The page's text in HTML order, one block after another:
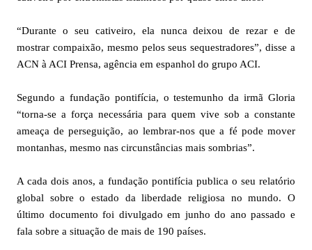
“Durante o seu cativeiro, ela nunca deixou de rezar e de
mostrar compaixão, mesmo pelos seus sequestradores”, disse a
ACN à ACI Prensa, agência em espanhol do grupo ACI.
Segundo a fundação pontifícia, o testemunho da irmã Gloria
“torna-se a força necessária para quem vive sob a constante
ameaça de perseguição, ao lembrar-nos que a fé pode mover
montanhas, mesmo nas circunstâncias mais sombrias”.
A cada dois anos, a fundação pontifícia publica o seu relatório
global sobre o estado da liberdade religiosa no mundo. O
último documento foi divulgado em junho do ano passado e
fala sobre a situação de mais de 190 países.